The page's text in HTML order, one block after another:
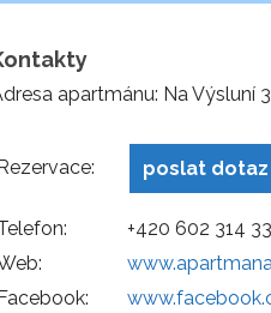
apartmánu: Na Výsluní
poslat
+420 602 314